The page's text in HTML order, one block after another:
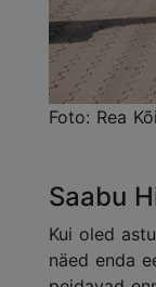
Foto: Rea
Saabu
Kui oled
näed enda